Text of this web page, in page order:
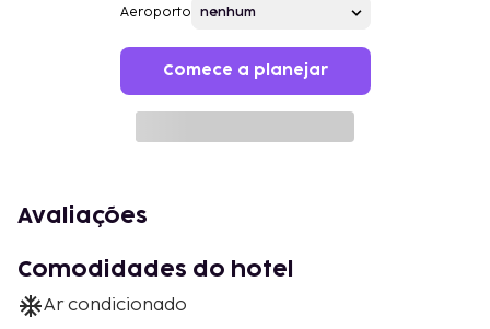
Aeroporto
Comece a planejar
Avaliações
Comodidades do hotel
Ar condicionado